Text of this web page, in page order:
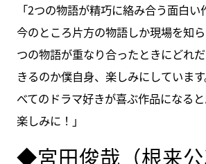
「2つの物語が精巧に絡み合う面白
今のところ片方の物語しか現場を知
つの物語が重なり合ったときにどれ
きるのか僕自身、楽しみにしていま
べてのドラマ好きが喜ぶ作品になる
楽しみに！」
◆宮田俊哉（根来公